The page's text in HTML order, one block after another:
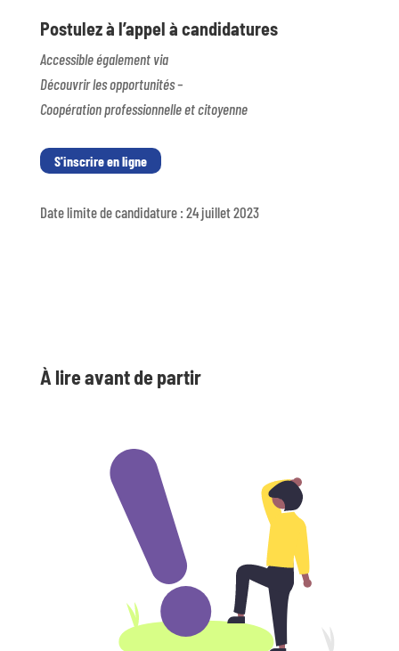
Postulez à l’appel à candidatures
Accessible également via
Découvrir les opportunités –
Coopération professionnelle et citoyenne
S'inscrire en ligne
Date limite de candidature : 24 juillet 2023
À lire avant de partir